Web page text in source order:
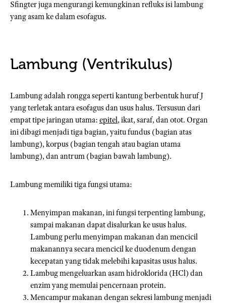
Sfingter juga mengurangi kemungkinan refluks isi lambung
yang asam ke dalam esofagus.
Lambung (Ventrikulus)
Lambung adalah rongga seperti kantung berbentuk huruf J
yang terletak antara esofagus dan usus halus. Tersusun dari
empat tipe jaringan utama: epitel, ikat, saraf, dan otot. Organ
ini dibagi menjadi tiga bagian, yaitu fundus (bagian atas
lambung), korpus (bagian tengah atau bagian utama
lambung), dan antrum (bagian bawah lambung).
Lambung memiliki tiga fungsi utama:
Menyimpan makanan, ini fungsi terpenting lambung,
sampai makanan dapat disalurkan ke usus halus.
Lambung perlu menyimpan makanan dan mencicil
makanannya secara mencicil ke duodenum dengan
kecepatan yang tidak melebihi kapasitas usus halus.
Lambug mengeluarkan asam hidroklorida (HCl) dan
enzim yang memulai pencernaan protein.
Mencampur makanan dengan sekresi lambung menjadi